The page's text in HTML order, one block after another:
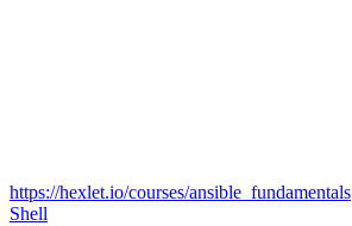
https://hexlet.io/courses/ansible_fundamentals
Shell